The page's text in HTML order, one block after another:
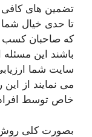
تضمین های کافی
تا حدی خیال
که صاحبان کسب
باشند این
سایت شما
می نمایند از
خاص توسط
بصورت کلی روش